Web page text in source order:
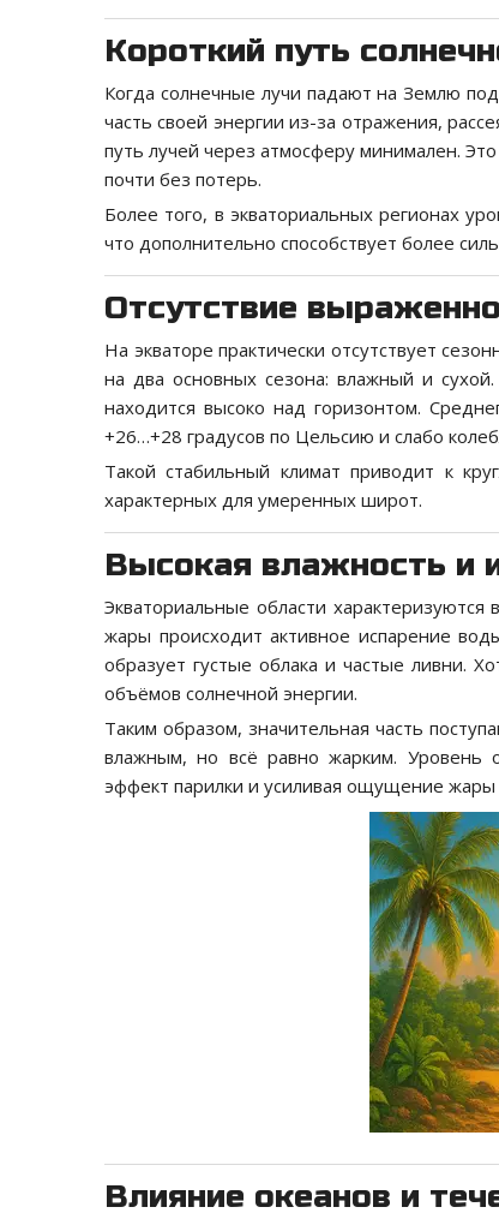
Короткий путь
Когда солнечные лучи падают на Землю
часть своей энергии из-за отражения,
путь лучей через атмосферу минимален.
почти без потерь.
Более того, в экваториальных регионах
что дополнительно способствует более
Отсутствие
На экваторе практически отсутствует
на два основных сезона: влажный и
находится высоко над горизонтом.
+26…+28 градусов по Цельсию и слабо
Такой стабильный климат приводит к
характерных для умеренных широт.
Высокая влажность и
Экваториальные области
жары происходит активное испарение
образует густые облака и частые ливни.
объёмов солнечной энергии.
Таким образом, значительная часть
влажным, но всё равно жарким. Уровень
эффект парилки и усиливая ощущение жары
Влияние океанов и